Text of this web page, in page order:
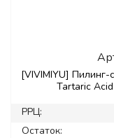
[VIVIMIYU]
Tartaric
РРЦ:
Остаток: